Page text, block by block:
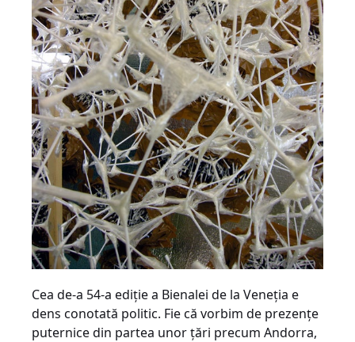
Cea de-a 54-a ediţie a Bienalei de la Veneţia e
dens conotată politic. Fie că vorbim de prezenţe
puternice din partea unor ţări precum Andorra,